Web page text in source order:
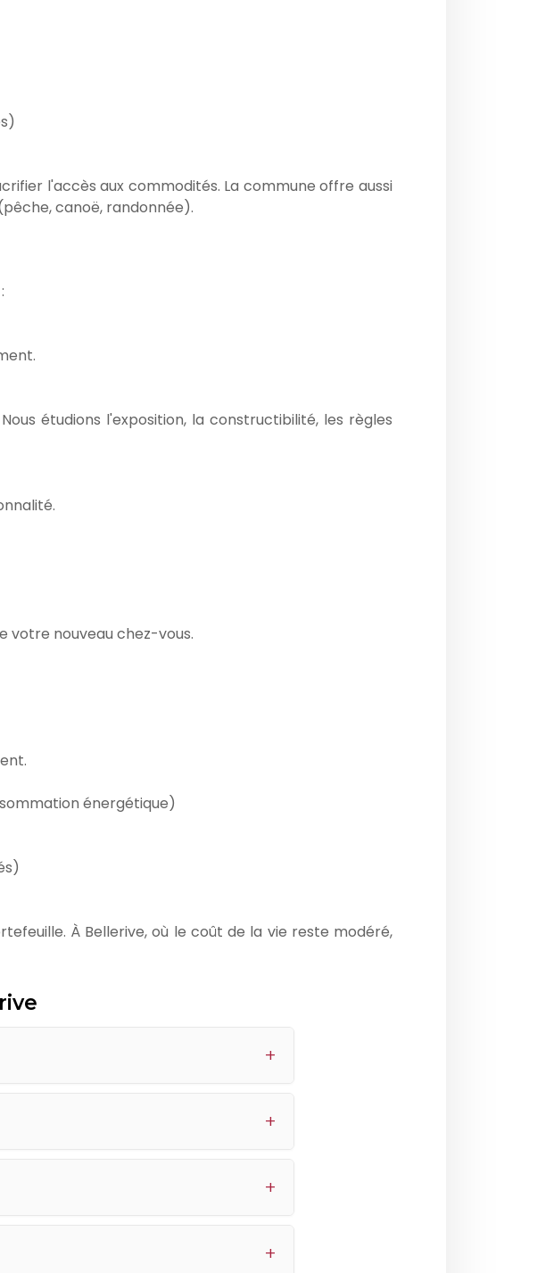
l'accès aux commodités. La commune offre aussi
canoë, randonnée).
étudions l'exposition, la constructibilité, les règles
votre nouveau chez-vous.
énergétique)
À Bellerive, où le coût de la vie reste modéré,
+
à tous les budgets.
+
+
+